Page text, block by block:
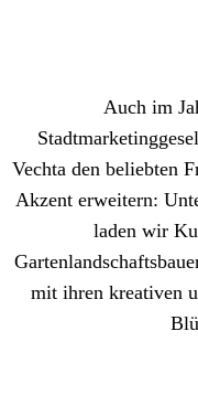
Auch im
Vechta den beliebten
Akzent erweitern:
laden wir
mit ihren kreativen